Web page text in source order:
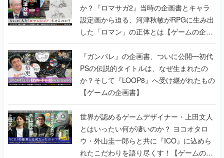
書】
『ガンパレ』の企画書、ついに公開━初代
PSの伝説的タイトルは、なぜ生まれたの
か？そして『LOOP8』へ受け継がれたもの
【ゲームの企画書】
世界が認めるゲームデザイナー・上田文人
とはいったい何が凄いのか？ ヨコオタロ
ウ・外山圭一郎らと共に『ICO』に込めら
れたこだわりを語り尽くす！【ゲームの企
画書】
【ゲームの企画書】『ペルソナ3』を築き
上げたのは反骨心とリスペクトだった。赤